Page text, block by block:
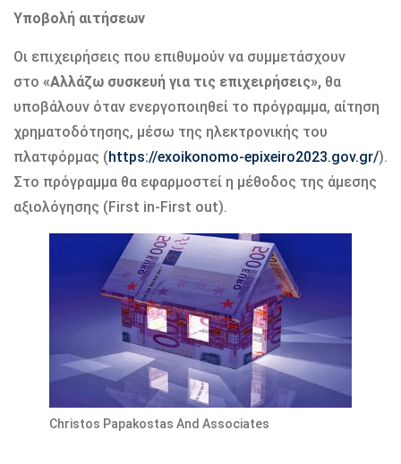
Υποβολή αιτήσεων
Οι επιχειρήσεις που επιθυμούν να συμμετάσχουν
στο «Αλλάζω συσκευή για τις επιχειρήσεις», θα
υποβάλουν όταν ενεργοποιηθεί το πρόγραμμα, αίτηση
χρηματοδότησης, μέσω της ηλεκτρονικής του
πλατφόρμας (https://exoikonomo-epixeiro2023.gov.gr/).
Στο πρόγραμμα θα εφαρμοστεί η μέθοδος της άμεσης
αξιολόγησης (First in-First out).
Christos Papakostas And Associates